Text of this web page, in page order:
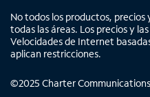
No todos los productos, precios
todas las áreas. Los precios y
Velocidades de Internet
aplican restricciones.
©2025 Charter